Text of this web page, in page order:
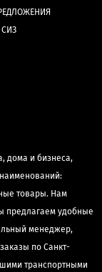
дома и бизнеса,
товары. Нам
предлагаем удобные
менеджер,
по Санкт-
транспортными